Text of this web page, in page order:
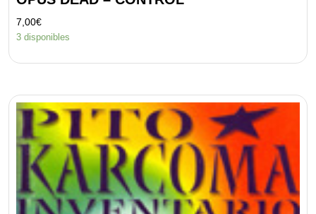
7,00€
3 disponibles